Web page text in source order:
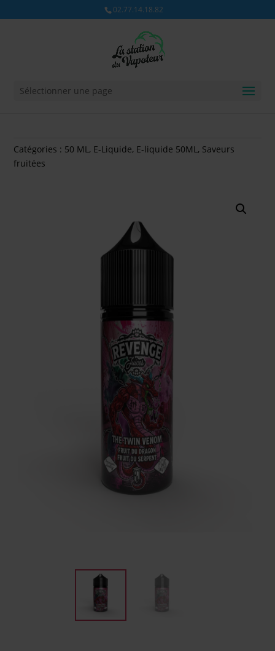
02.77.14.18.82
Sélectionner une page
Catégories : 50 ML, E-Liquide, E-liquide 50ML, Saveurs
fruitées